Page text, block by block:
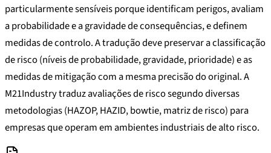
particularmente sensíveis porque identificam perigos, avaliam
a probabilidade e a gravidade de consequências, e definem
medidas de controlo. A tradução deve preservar a classificação
de risco (níveis de probabilidade, gravidade, prioridade) e as
medidas de mitigação com a mesma precisão do original. A
M21Industry traduz avaliações de risco segundo diversas
metodologias (HAZOP, HAZID, bowtie, matriz de risco) para
empresas que operam em ambientes industriais de alto risco.